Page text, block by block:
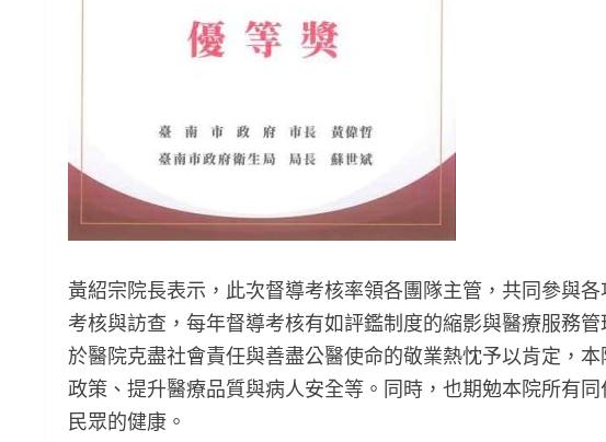
黃紹宗院長表示，此次督導考核率領各團隊主管，共同參與
考核與訪查，每年督導考核有如評鑑制度的縮影與醫療服務
於醫院克盡社會責任與善盡公醫使命的敬業熱忱予以肯定，
政策、提升醫療品質與病人安全等。同時，也期勉本院所有
民眾的健康。